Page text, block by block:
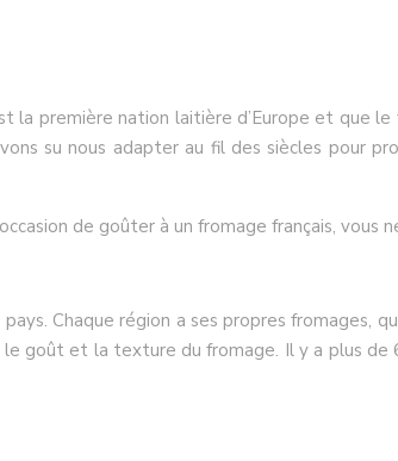
la première nation laitière d’Europe et que
su nous adapter au fil des siècles pour
de goûter à un fromage français, vous
Chaque région a ses propres fromages,
goût et la texture du fromage. Il y a plus